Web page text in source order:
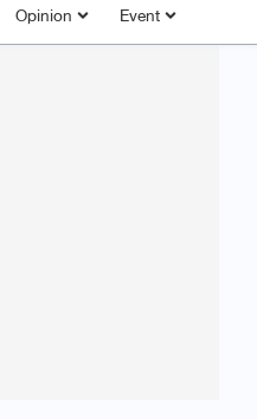
Opinion Event